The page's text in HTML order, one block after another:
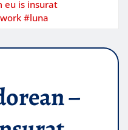
eu is insurat
#luna
–